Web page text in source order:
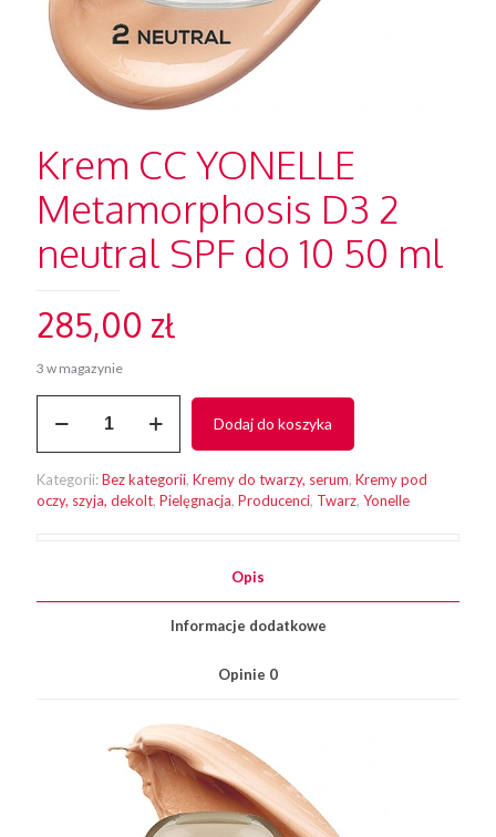
Krem CC YONELLE
Metamorphosis D3 2
neutral SPF do 10 50 ml
285,00 zł
3 w magazynie
Krem
Metamorphosis
D3
Dodaj do koszyka
Kategorii:Bez kategorii, Kremy do twarzy, serum, Kremy pod
oczy, szyja, dekolt, Pielęgnacja, Producenci, Twarz, Yonelle
Opis
Informacje dodatkowe
Opinie 0